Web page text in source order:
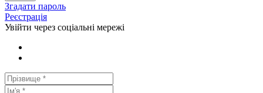
Згадати пароль
Реєстрація
Увійти через соціальні мережі